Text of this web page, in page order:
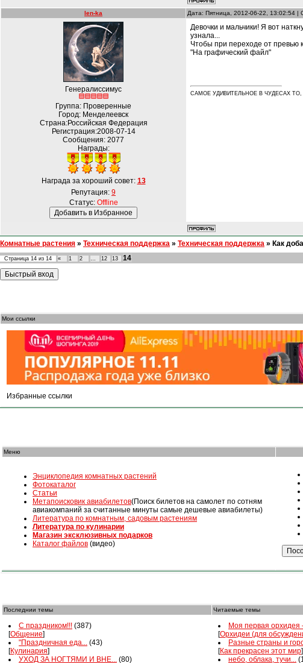
len-ka Дата: Пятница, 2012-06-22, 13:02:54 |
Генералиссимус
Группа: Проверенные
Город: Менделеевск
Страна:Российская Федерация
Регистрация:2008-07-14
Сообщения: 2077
Награды:
Награда за хороший совет: 13
Репутация: 9
Статус: Offline
Девочки и мальчики! Я вот
узнала...
Чтобы при переходе от превью
"На графический файл"
САМОЕ УДИВИТЕЛЬНОЕ В ЧУДЕСАХ
Комнатные растения » Техническая поддержка » Техническая поддержка » Как
Страница 14 из 14 « 1 2 … 12 13
14
Мои ссылки
Избранные ссылки
Меню
Энциклопедия комнатных растений
Фотокаталог
Статьи
Mетапоисковик авиабилетов(Поиск билетов на самолет по сотням
авиакомпаний за считанные минуты самые дешевые авиабилеты)
Литература по комнатным, садовым растениям
Литература по кулинарии
Магазин эксклюзивных подарков
Каталог файлов (видео)
Последнии темы Читаемые темы
С праздником!!! (387)
[Общение]
"Праздничная еда... (43)
[Кулинария]
УХОД ЗА НОГТЯМИ И ВНЕ... (80)
Моя первая орхидея
[Орхидеи (для
Разные страны и
[Как прекрасен этот мир]
небо, облака, тучи...